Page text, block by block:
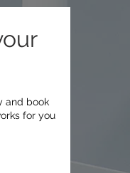
and book
for you